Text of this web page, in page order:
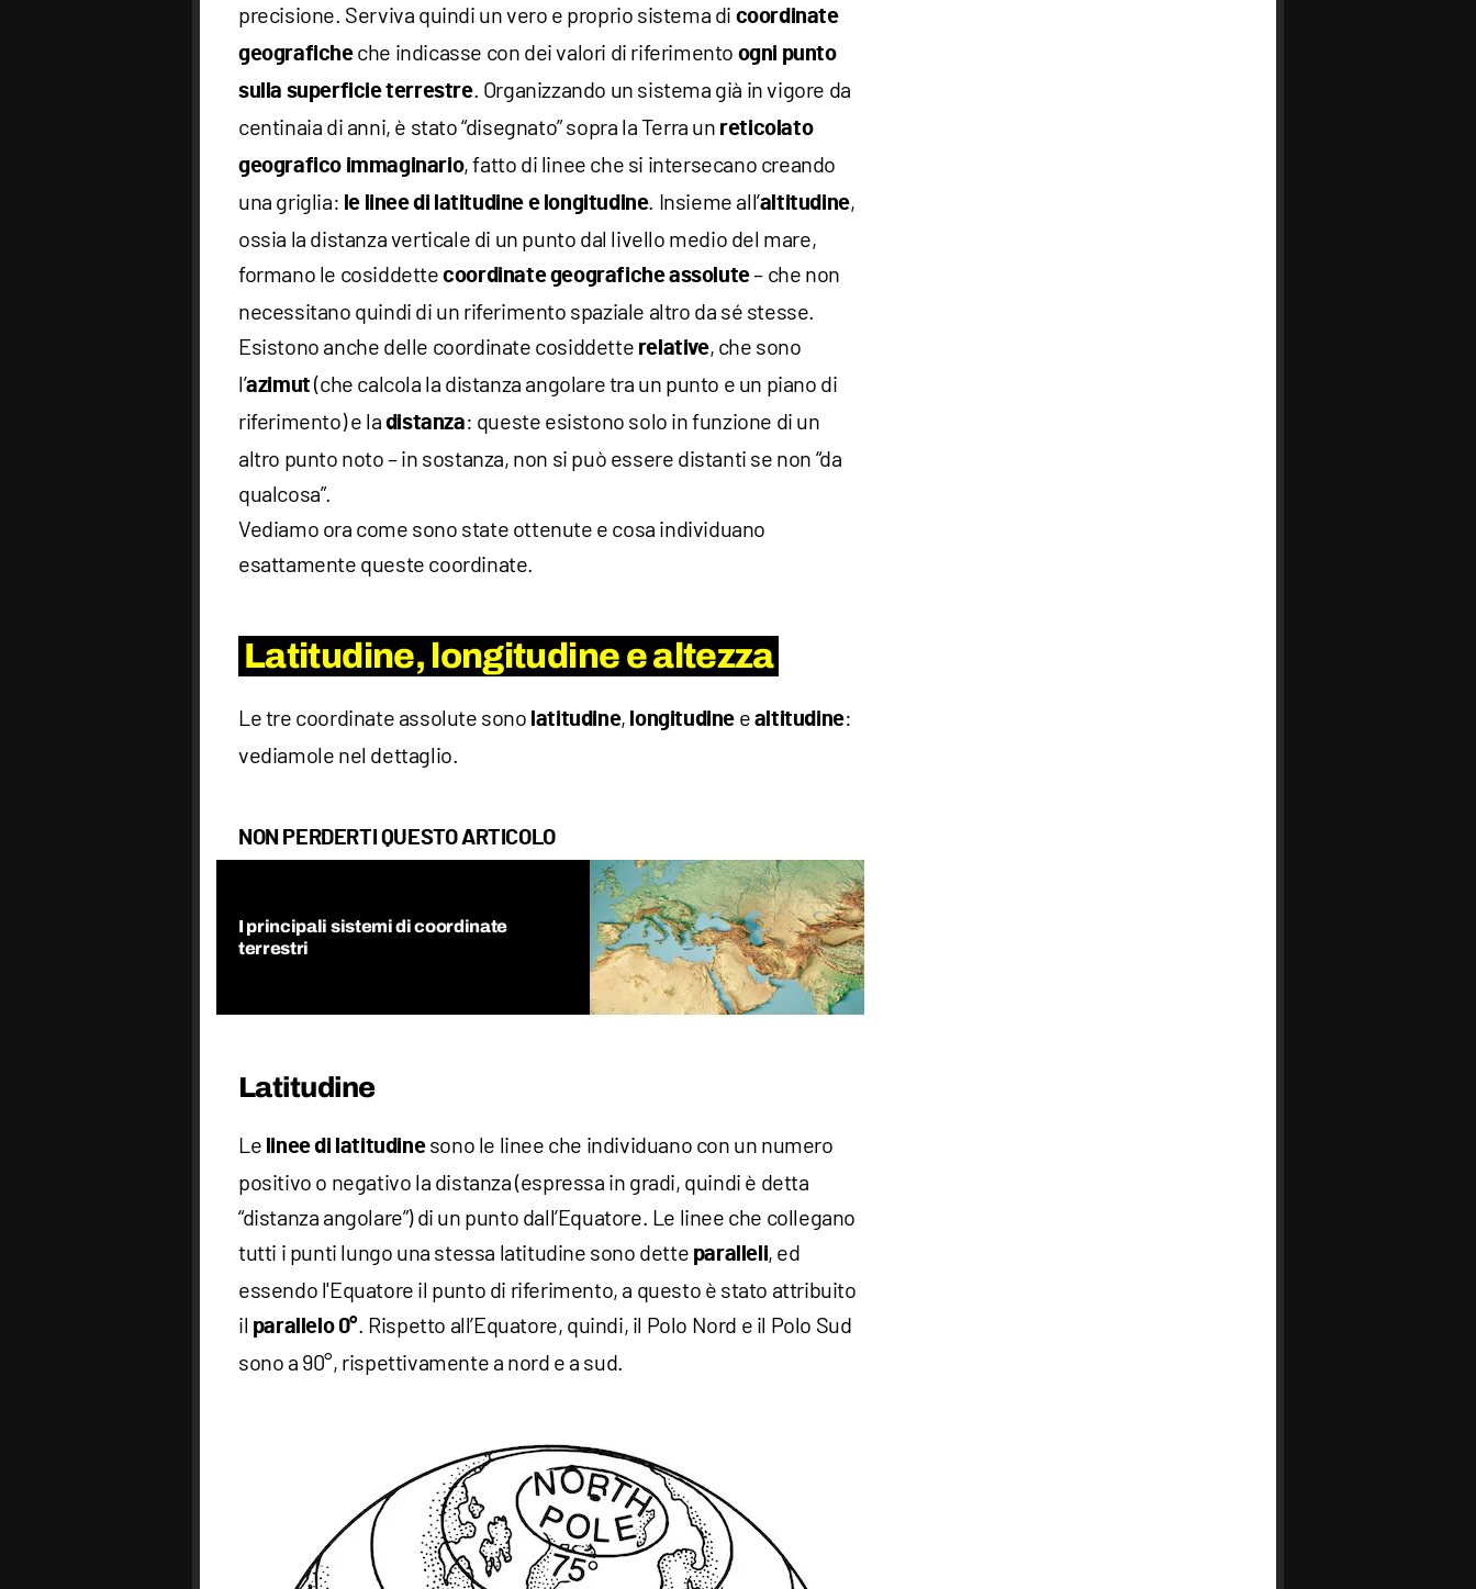
precisione. Serviva quindi un vero e proprio sistema di coordinate
geograficheche indicasse con dei valori di riferimento ogni punto
sulla superficie terrestre. Organizzando un sistema già in vigore da
centinaia di anni, è stato “disegnato” sopra la Terra un reticolato
geografico immaginario, fatto di linee che si intersecano creando
una griglia: le linee di latitudine e longitudine. Insieme all’altitudine,
ossia la distanza verticale di un punto dal livello medio del mare,
formano le cosiddettecoordinate geografiche assolute– che non
necessitano quindi di un riferimento spaziale altro da sé stesse.
Esistono anche delle coordinate cosiddette relative, che sono
l’azimut (che calcola la distanza angolare tra un punto e un piano di
riferimento) e la distanza: queste esistono solo in funzione di un
altro punto noto – in sostanza, non si può essere distanti se non “da
qualcosa”.
Vediamo ora come sono state ottenute e cosa individuano
esattamente queste coordinate.
Latitudine, longitudine e altezza
Le tre coordinate assolute sono latitudine, longitudine e altitudine:
vediamole nel dettaglio.
NON PERDERTI QUESTO ARTICOLO
I principali sistemi di coordinate
terrestri
Latitudine
Le linee di latitudinesono le linee che individuano con un numero
positivo o negativo la distanza (espressa in gradi, quindi è detta
“distanza angolare”) di un punto dall’Equatore. Le linee che collegano
tutti i punti lungo una stessa latitudine sono dette paralleli, ed
essendo l'Equatore il punto di riferimento, a questo è stato attribuito
il parallelo 0°. Rispetto all’Equatore, quindi, il Polo Nord e il Polo Sud
sono a 90°, rispettivamente a nord e a sud.